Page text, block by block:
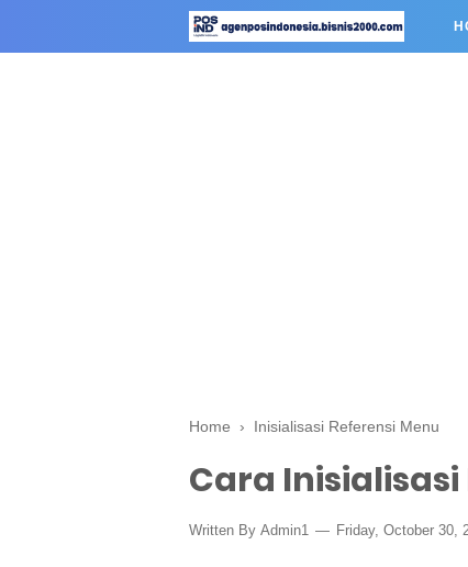
Home › Inisialisasi Referensi Menu
Cara
Written By Admin1 Friday, October 30,